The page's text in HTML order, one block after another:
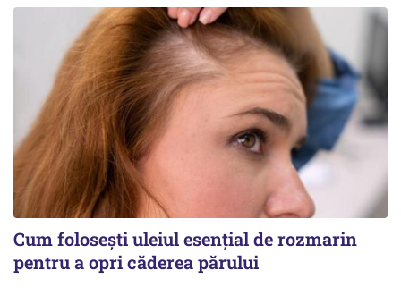
Cum folosești uleiul esențial de rozmarin
pentru a opri căderea părului